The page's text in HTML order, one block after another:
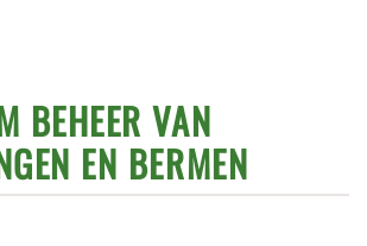
BEHEER VAN
EN BERMEN